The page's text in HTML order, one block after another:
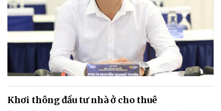
Khơi thông đầu tư nhà ở cho thuê